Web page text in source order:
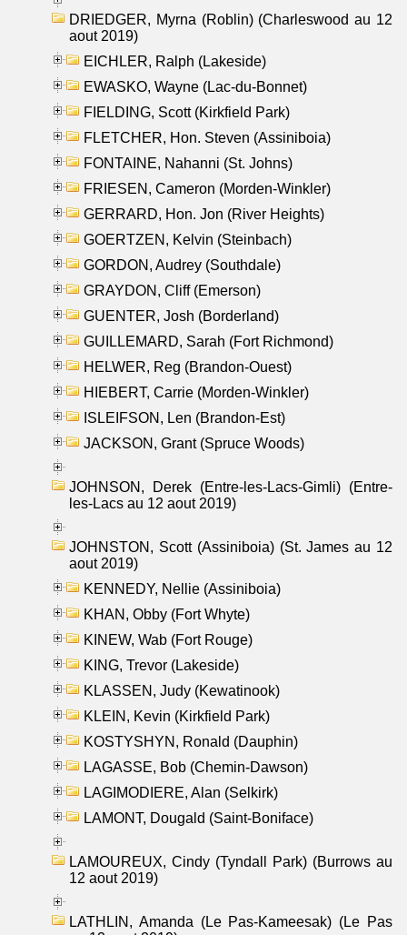
DRIEDGER, Myrna (Roblin) (Charleswood au 12
aout 2019)
EICHLER, Ralph (Lakeside)
EWASKO, Wayne (Lac-du-Bonnet)
FIELDING, Scott (Kirkfield Park)
FLETCHER, Hon. Steven (Assiniboia)
FONTAINE, Nahanni (St. Johns)
FRIESEN, Cameron (Morden-Winkler)
GERRARD, Hon. Jon (River Heights)
GOERTZEN, Kelvin (Steinbach)
GORDON, Audrey (Southdale)
GRAYDON, Cliff (Emerson)
GUENTER, Josh (Borderland)
GUILLEMARD, Sarah (Fort Richmond)
HELWER, Reg (Brandon-Ouest)
HIEBERT, Carrie (Morden-Winkler)
ISLEIFSON, Len (Brandon-Est)
JACKSON, Grant (Spruce Woods)
JOHNSON, Derek (Entre-les-Lacs-Gimli) (Entre-
les-Lacs au 12 aout 2019)
JOHNSTON, Scott (Assiniboia) (St. James au 12
aout 2019)
KENNEDY, Nellie (Assiniboia)
KHAN, Obby (Fort Whyte)
KINEW, Wab (Fort Rouge)
KING, Trevor (Lakeside)
KLASSEN, Judy (Kewatinook)
KLEIN, Kevin (Kirkfield Park)
KOSTYSHYN, Ronald (Dauphin)
LAGASSE, Bob (Chemin-Dawson)
LAGIMODIERE, Alan (Selkirk)
LAMONT, Dougald (Saint-Boniface)
LAMOUREUX, Cindy (Tyndall Park) (Burrows au
12 aout 2019)
LATHLIN, Amanda (Le Pas-Kameesak) (Le Pas